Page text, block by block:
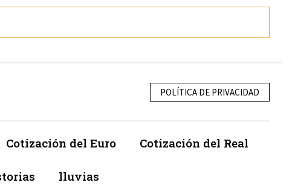
POLÍTICA DE PRIVACIDAD
Cotización del Euro Cotización del Real
lluvias